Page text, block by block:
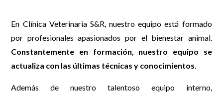
En Clínica Veterinaria S&R, nuestro equipo está formado
por profesionales apasionados por el bienestar animal.
Constantemente en formación, nuestro equipo se
actualiza con las últimas técnicas y conocimientos.
Además de nuestro talentoso equipo interno,